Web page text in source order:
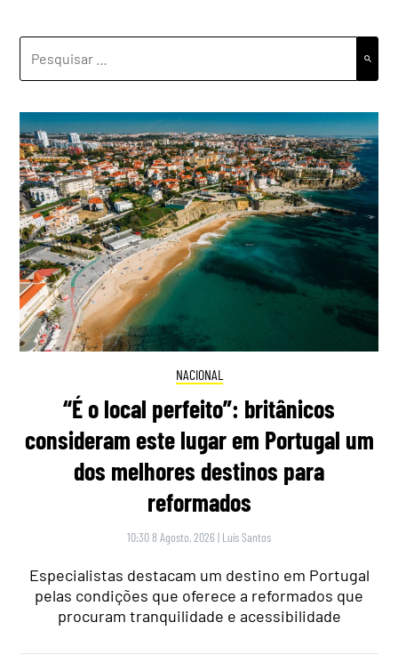
POR:
NACIONAL
“É o local perfeito”: britânicos
consideram este lugar em Portugal um
dos melhores destinos para
reformados
10:30 8 Agosto, 2026 | Luís Santos
Especialistas destacam um destino em Portugal
pelas condições que oferece a reformados que
procuram tranquilidade e acessibilidade